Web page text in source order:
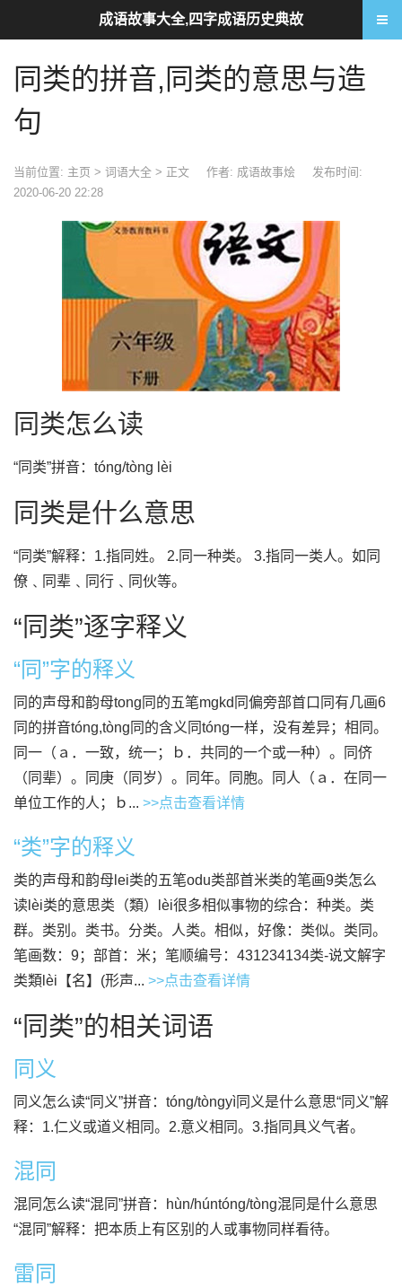
同类的拼音,同类的意思与造
句
当前位置: 主页 > 词语大全 > 正文 作者: 成语故事烩
发布时间:
2020-06-20 22:28
同类怎么读
“同类”拼音：tóng/tòng lèi
同类是什么意思
“同类”解释：1.指同姓。 2.同一种类。 3.指同一类人。如同
僚﹑同辈﹑同行﹑同伙等。
“同类”逐字释义
“同”字的释义
同的声母和韵母tong同的五笔mgkd同偏旁部首口同有几画6
同的拼音tóng,tòng同的含义同tóng一样，没有差异；相同。
同一（ａ．一致，统一；ｂ．共同的一个或一种）。同侪
（同辈）。同庚（同岁）。同年。同胞。同人（ａ．在同一
单位工作的人；ｂ... >>点击查看详情
“类”字的释义
类的声母和韵母lei类的五笔odu类部首米类的笔画9类怎么
读lèi类的意思类（類）lèi很多相似事物的综合：种类。类
群。类别。类书。分类。人类。相似，好像：类似。类同。
笔画数：9；部首：米；笔顺编号：431234134类-说文解字
类類lèi【名】(形声... >>点击查看详情
“同类”的相关词语
同义
同义怎么读“同义”拼音：tóng/tòngyì同义是什么意思“同义”解
释：1.仁义或道义相同。2.意义相同。3.指同具义气者。
混同
混同怎么读“混同”拼音：hùn/húntóng/tòng混同是什么意思
“混同”解释：把本质上有区别的人或事物同样看待。
雷同
成语故事大全,四字成语历史典故